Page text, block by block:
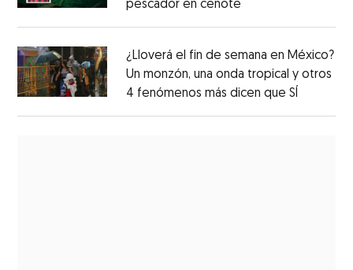
pescador en cenote
¿Lloverá el fin de semana en México?
Un monzón, una onda tropical y otros
4 fenómenos más dicen que SÍ